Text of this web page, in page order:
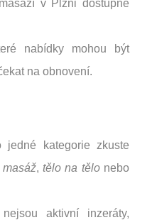
v Plzni dostupné
nabídky mohou být
na obnovení.
jedné kategorie zkuste
masáž,tělo na tělonebo
aktivní inzeráty,